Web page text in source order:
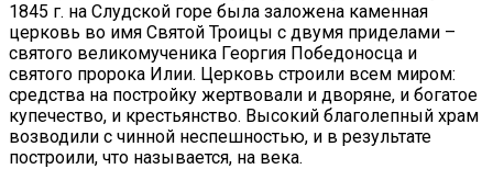
1845 г. на Слудской горе была заложена каменная
церковь во имя Святой Троицы с двумя приделами –
святого великомученика Георгия Победоносца и
святого пророка Илии. Церковь строили всем миром:
средства на постройку жертвовали и дворяне, и богатое
купечество, и крестьянство. Высокий благолепный храм
возводили с чинной неспешностью, и в результате
построили, что называется, на века.